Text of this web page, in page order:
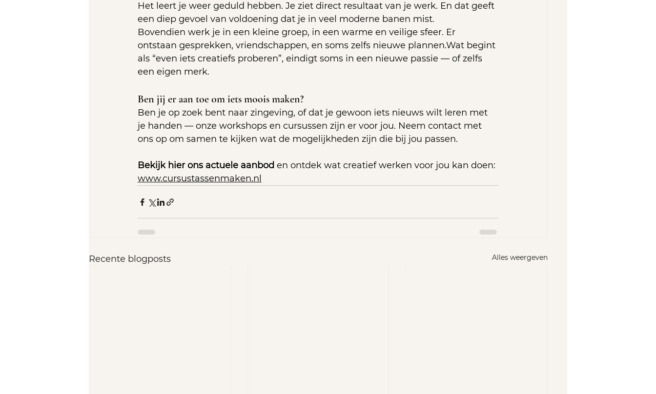
Het leert je weer geduld hebben. Je ziet direct resultaat van je werk. En dat geeft
een diep gevoel van voldoening dat je in veel moderne banen mist.
Bovendien werk je in een kleine groep, in een warme en veilige sfeer. Er
ontstaan gesprekken, vriendschappen, en soms zelfs nieuwe plannen.Wat begint
als “even iets creatiefs proberen”, eindigt soms in een nieuwe passie — of zelfs
een eigen merk.
Ben jij er aan toe om iets moois maken?
Ben je op zoek bent naar zingeving, of dat je gewoon iets nieuws wilt leren met
je handen — onze workshops en cursussen zijn er voor jou. Neem contact met
ons op om samen te kijken wat de mogelijkheden zijn die bij jou passen.
Bekijk hier ons actuele aanbod en ontdek wat creatief werken voor jou kan doen:
www.cursustassenmaken.nl
Recente blogposts Alles weergeven